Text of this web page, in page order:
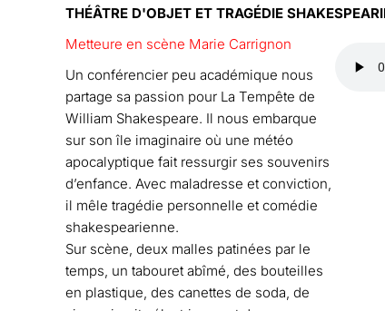
THÉÂTRE D'OBJET ET TRAGÉDIE
Metteure en scène Marie Carrignon
Un conférencier peu académique nous
partage sa passion pour La Tempête de
William Shakespeare. Il nous embarque
sur son île imaginaire où une météo
apocalyptique fait ressurgir ses souvenirs
d’enfance. Avec maladresse et conviction,
il mêle tragédie personnelle et comédie
shakespearienne.
Sur scène, deux malles patinées par le
temps, un tabouret abîmé, des bouteilles
en plastique, des canettes de soda, de